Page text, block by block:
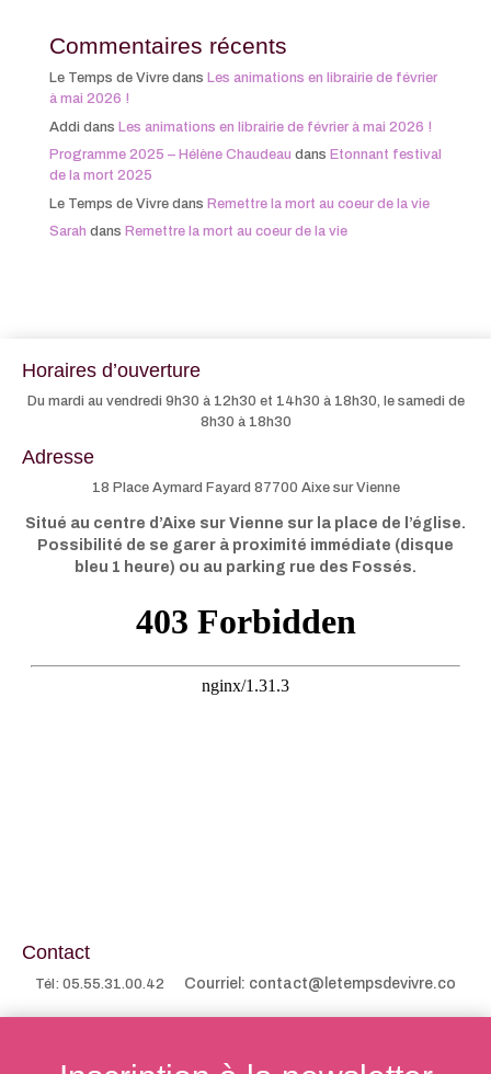
Commentaires récents
Le Temps de Vivredans Les animations en librairie de février
à mai 2026 !
Addi dans Les animations en librairie de février à mai 2026 !
Programme 2025 – Hélène Chaudeau dans Etonnant festival
de la mort 2025
Le Temps de Vivredans Remettre la mort au coeur de la vie
Sarah dans Remettre la mort au coeur de la vie
Horaires d’ouverture
Du mardi au vendredi 9h30 à 12h30 et 14h30 à 18h30, le samedi de
8h30 à 18h30
Adresse
18 Place Aymard Fayard 87700 Aixe sur Vienne
Situé au centre d’Aixe sur Vienne sur la place de l’église.
Possibilité de se garer à proximité immédiate (disque
bleu 1 heure) ou au parking rue des Fossés.
Contact
Tél: 05.55.31.00.42 Courriel: contact@letempsdevivre.co